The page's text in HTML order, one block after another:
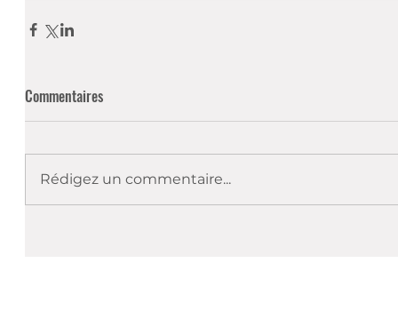
Commentaires
Rédigez un commentaire...